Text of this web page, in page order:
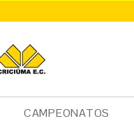
CAMPEONATOS